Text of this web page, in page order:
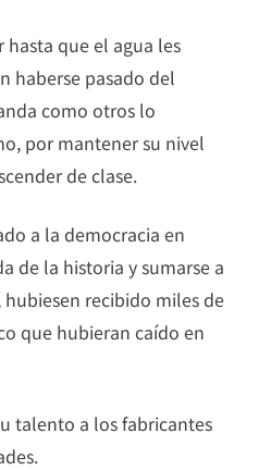
hasta que el agua les
haberse pasado del
como otros lo
por mantener su nivel
de clase.
a la democracia en
de la historia y sumarse a
recibido miles de
que hubieran caído en
talento a los fabricantes